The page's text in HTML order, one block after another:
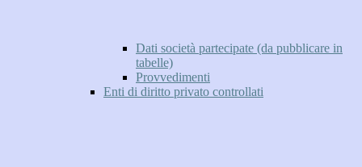
Dati società partecipate (da pubblicare in
tabelle)
Provvedimenti
Enti di diritto privato controllati